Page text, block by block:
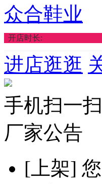
众合鞋业
开店时长:
进店逛逛
手机扫一
厂家公告
[上架]